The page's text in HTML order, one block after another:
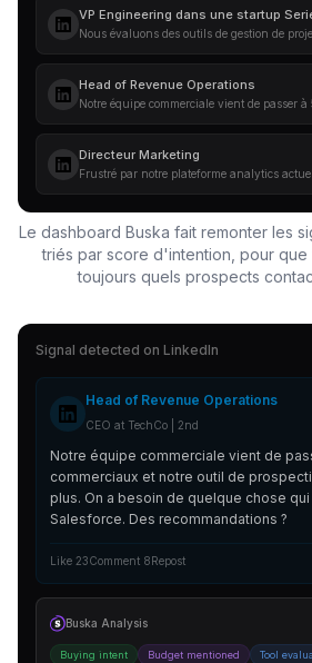
VP Engineering dans une startup
Head of Revenue Operations
Directeur Marketing
Le dashboard Buska fait remonter les
triés par score d'intention, pour
toujours quels prospects
Signal detected on LinkedIn
Head of Revenue Operations
CEO at TechCo | 2nd
Notre équipe commerciale vient de
commerciaux et notre outil de
plus. On a besoin de quelque chose
Salesforce. Des recommandations ?
Like 23Comment 8Repost
Buska Analysis
Buying intent Budget mentioned Tool